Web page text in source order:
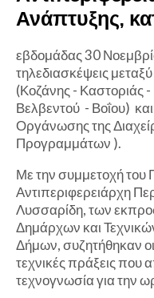
Ανάπτυξης,
εβδομάδας 30
τηλεδιασκέψεις
(Κοζάνης - Καστοριάς
Βελβεντού - Βοΐου)
Οργάνωσης της
Προγραμμάτων ).
Με την συμμετοχή του
Αντιπεριφερειάρχη
Λυσσαρίδη, των
Δημάρχων και
Δήμων, συζητήθηκαν
τεχνικές πράξεις που
τεχνογνωσία για την